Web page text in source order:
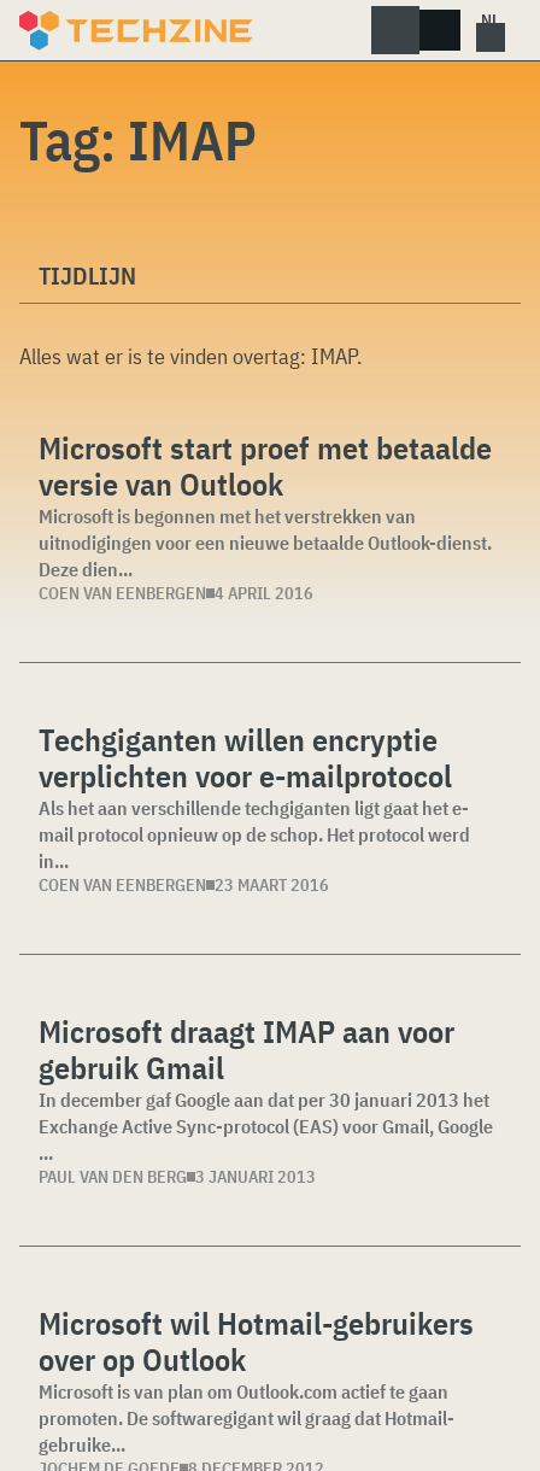
Skip
Tag: IMAP
TIJDLIJN
Alles wat er is te vinden overtag: IMAP.
Microsoft start proef met betaalde
versie van Outlook
Microsoft is begonnen met het verstrekken van
uitnodigingen voor een nieuwe betaalde Outlook-dienst.
Deze dien...
COEN VAN EENBERGEN 4 APRIL 2016
Techgiganten willen encryptie
verplichten voor e-mailprotocol
Als het aan verschillende techgiganten ligt gaat het e-
mail protocol opnieuw op de schop. Het protocol werd
in...
COEN VAN EENBERGEN 23 MAART 2016
Microsoft draagt IMAP aan voor
gebruik Gmail
In december gaf Google aan dat per 30 januari 2013 het
Exchange Active Sync-protocol (EAS) voor Gmail, Google
...
PAUL VAN DEN BERG 3 JANUARI 2013
Microsoft wil Hotmail-gebruikers
over op Outlook
Microsoft is van plan om Outlook.com actief te gaan
promoten. De softwaregigant wil graag dat Hotmail-
gebruike...